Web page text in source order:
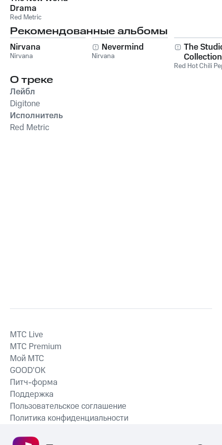
Drama
Red Metric
Рекомендованные альбомы
Nirvana
Nirvana
Nevermind
Nirvana
The
Collection
Red Hot Chili
О треке
Лейбл
Digitone
Исполнитель
Red Metric
MTС Live
MTС Premium
Мой МТС
GOOD’OK
Питч-форма
Поддержка
Пользовательское соглашение
Политика конфиденциальности